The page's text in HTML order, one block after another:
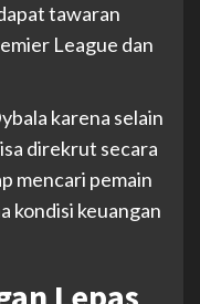
tawaran
League dan
karena selain
direkrut secara
mencari pemain
kondisi keuangan